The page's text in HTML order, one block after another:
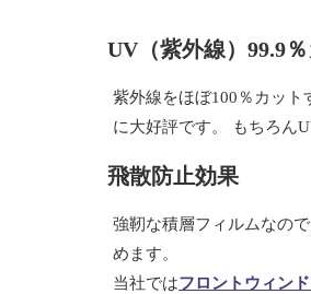
UV（紫外線）99.9％
紫外線をほぼ100％カッ
に大好評です。 もちろん
飛散防止効果
強靭な積層フィルムなの
めます。
当社ではフロントウィン